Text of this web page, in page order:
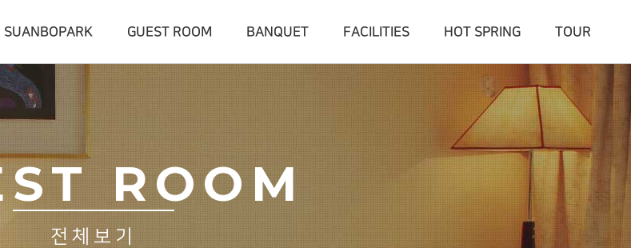
SUANBOPARK GUEST ROOM BANQUET FACILITIES HOT SPRING TOUR
ROOM
전체보기